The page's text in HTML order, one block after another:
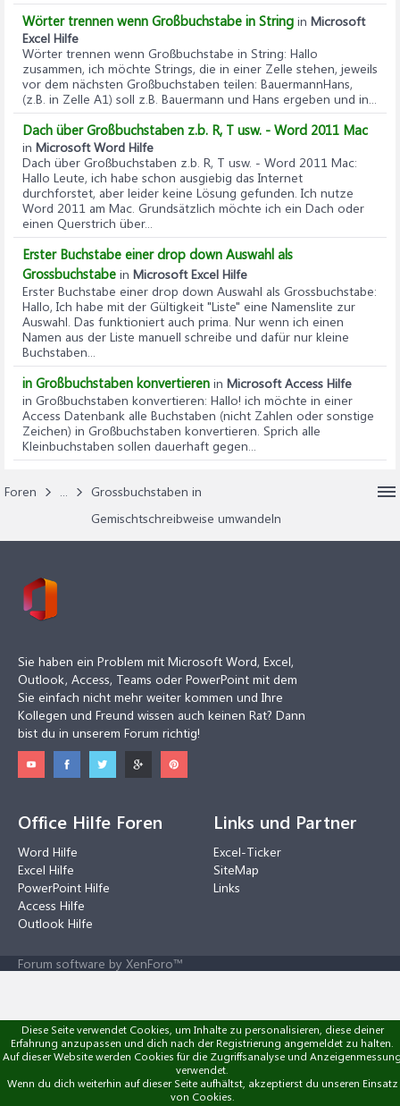
Wörter trennen wenn Großbuchstabe in String in Microsoft
Excel Hilfe
Wörter trennen wenn Großbuchstabe in String: Hallo
zusammen, ich möchte Strings, die in einer Zelle stehen, jeweils
vor dem nächsten Großbuchstaben teilen: BauermannHans,
(z.B. in Zelle A1) soll z.B. Bauermann und Hans ergeben und in...
Dach über Großbuchstaben z.b. R, T usw. - Word 2011 Mac
in Microsoft Word Hilfe
Dach über Großbuchstaben z.b. R, T usw. - Word 2011 Mac:
Hallo Leute, ich habe schon ausgiebig das Internet
durchforstet, aber leider keine Lösung gefunden. Ich nutze
Word 2011 am Mac. Grundsätzlich möchte ich ein Dach oder
einen Querstrich über...
Erster Buchstabe einer drop down Auswahl als
Grossbuchstabe in Microsoft Excel Hilfe
Erster Buchstabe einer drop down Auswahl als Grossbuchstabe:
Hallo, Ich habe mit der Gültigkeit "Liste" eine Namenslite zur
Auswahl. Das funktioniert auch prima. Nur wenn ich einen
Namen aus der Liste manuell schreibe und dafür nur kleine
Buchstaben...
in Großbuchstaben konvertieren in Microsoft Access Hilfe
in Großbuchstaben konvertieren: Hallo! ich möchte in einer
Access Datenbank alle Buchstaben (nicht Zahlen oder sonstige
Zeichen) in Großbuchstaben konvertieren. Sprich alle
Kleinbuchstaben sollen dauerhaft gegen...
Foren ...
Grossbuchstaben in
Gemischtschreibweise umwandeln
Sie haben ein Problem mit Microsoft Word, Excel,
Outlook, Access, Teams oder PowerPoint mit dem
Sie einfach nicht mehr weiter kommen und Ihre
Kollegen und Freund wissen auch keinen Rat? Dann
bist du in unserem Forum richtig!
Office Hilfe Foren
Word Hilfe
Excel Hilfe
PowerPoint Hilfe
Access Hilfe
Outlook Hilfe
Links und Partner
Excel-Ticker
SiteMap
Links
Forum software by XenForo™
Diese Seite verwendet Cookies, um Inhalte zu personalisieren, diese deiner
Erfahrung anzupassen und dich nach der Registrierung angemeldet zu halten.
Auf dieser Website werden Cookies für die Zugriffsanalyse und
verwendet.
Wenn du dich weiterhin auf dieser Seite aufhältst, akzeptierst du unseren Einsatz
von Cookies.